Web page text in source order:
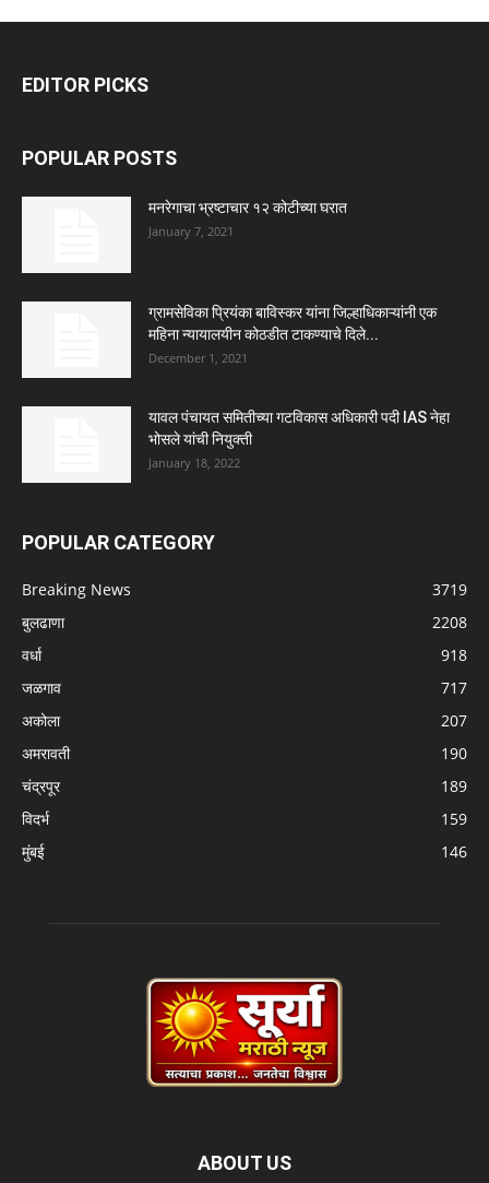
EDITOR PICKS
POPULAR POSTS
मनरेगाचा भ्रष्टाचार १२ कोटीच्या घरात
January 7, 2021
ग्रामसेविका प्रियंका बाविस्कर यांना जिल्हाधिकाऱ्यांनी एक
महिना न्यायालयीन कोठडीत टाकण्याचे दिले...
December 1, 2021
यावल पंचायत समितीच्या गटविकास अधिकारी पदी IAS नेहा
भोसले यांची नियुक्ती
January 18, 2022
POPULAR CATEGORY
Breaking News
3719
बुलढाणा
2208
वर्धा
918
जळगाव
717
अकोला
207
अमरावती
190
चंद्रपूर
189
विदर्भ
159
मुंबई
146
ABOUT US